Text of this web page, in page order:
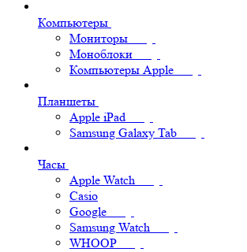
Компьютеры
Мониторы
Моноблоки
Компьютеры Apple
Планшеты
Apple iPad
Samsung Galaxy Tab
Часы
Apple Watch
Casio
Google
Samsung Watch
WHOOP